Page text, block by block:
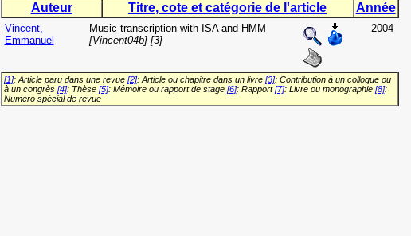
Auteur Titre, cote et catégorie de l'article Année
Vincent,
Emmanuel
Music transcription with ISA and HMM
[Vincent04b] [3]
2004
[1]: Article paru dans une revue [2]: Article ou chapitre dans un livre [3]: Contribution à un colloque ou
à un congrès [4]: Thèse [5]: Mémoire ou rapport de stage [6]: Rapport[7]: Livre ou monographie [8]:
Numéro spécial de revue